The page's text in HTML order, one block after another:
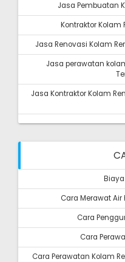
Jasa Pembuatan
Kontraktor
Jasa Renovasi Kolam
Jasa perawatan
Jasa Kontraktor Kolam
Cara Merawat Air
Cara
Cara
Cara Perawatan Kolam